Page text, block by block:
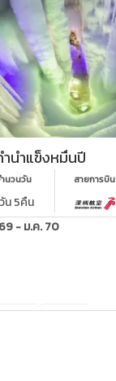
น้ำแข็งหมื่นปี
นวนวัน
น 5คืน
สายการบิน
- ม.ค. 70
28
30-